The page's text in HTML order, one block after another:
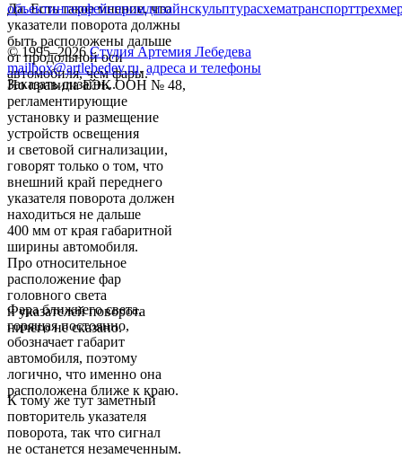
Да. Есть такое мнение, что
указатели поворота должны
быть расположены дальше
от продольной оси
автомобиля, чем фары.
Но правила ЕЭК ООН № 48,
регламентирующие
установку и размещение
устройств освещения
и световой сигнализации,
говорят только о том, что
внешний край переднего
указателя поворота должен
находиться не дальше
400 мм от края габаритной
ширины автомобиля.
Про относительное
расположение фар
головного света
и указателей поворота
ничего не сказано.
Фара ближнего света,
горящая постоянно,
обозначает габарит
автомобиля, поэтому
логично, что именно она
расположена ближе к краю.
К тому же тут заметный
повторитель указателя
поворота, так что сигнал
не останется незамеченным.
объектинтерфейспромдизайнскульптурасхематранспорт
© 1995–2026 Студия Артемия Лебедева
mailbox@artlebedev.ru, адреса и телефоны
Заказать дизайн...